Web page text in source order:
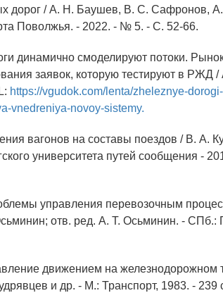
дорог / А. Н. Баушев, В. С. Сафронов,
Поволжья. - 2022. - № 5. - С. 52-66.
динамично смоделируют потоки.
заявок, которую тестируют в РЖД /
https://vgudok.com/lenta/zheleznye-
vnedreniya-novoy-sistemy.
вагонов на составы поездов / В. А.
университета путей сообщения -
управления перевозочным
отв. ред. А. Т. Осьминин. -
движением на железнодорожном
и др. - М.: Транспорт, 1983. - 239